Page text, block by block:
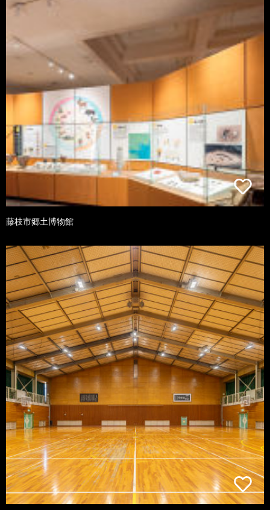
藤枝市郷土博物館